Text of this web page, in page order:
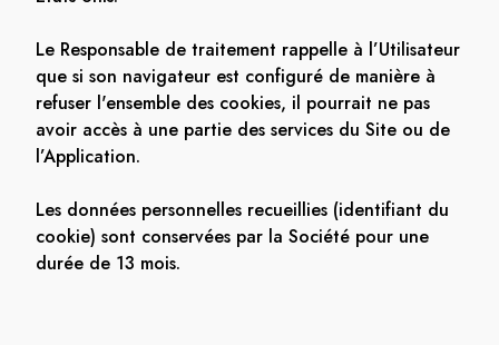
Le Responsable de traitement rappelle à l’Utilisateur
que si son navigateur est configuré de manière à
refuser l'ensemble des cookies, il pourrait ne pas
avoir accès à une partie des services du Site ou de
l’Application.
Les données personnelles recueillies (identifiant du
cookie) sont conservées par la Société pour une
durée de 13 mois.